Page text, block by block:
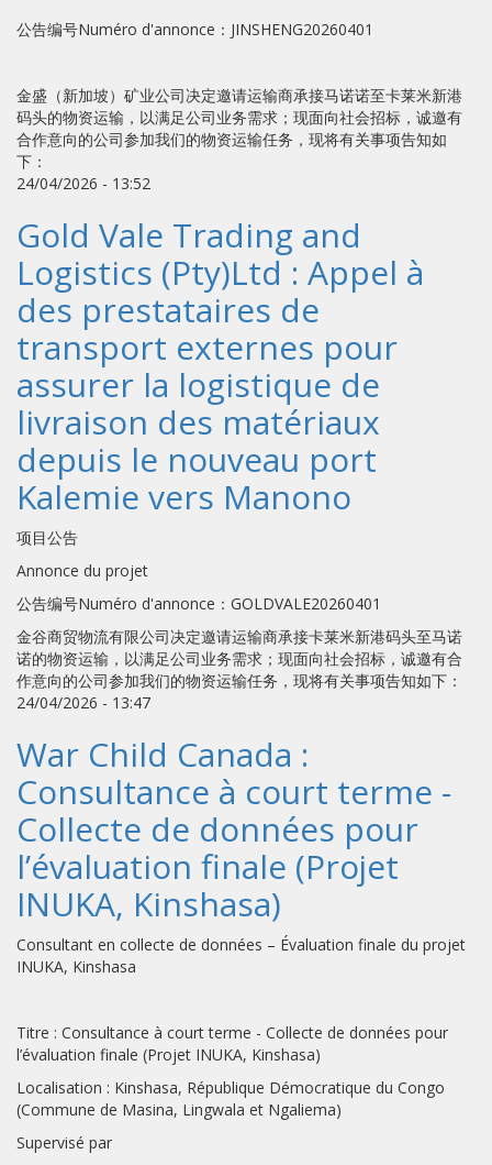
公告编号Numéro d'annonce：JINSHENG20260401
金盛（新加坡）矿业公司决定邀请运输商承接马诺诺至卡莱米新港
码头的物资运输，以满足公司业务需求；现面向社会招标，诚邀有
合作意向的公司参加我们的物资运输任务，现将有关事项告知如
下：
24/04/2026 - 13:52
Gold Vale Trading and
Logistics (Pty)Ltd : Appel à
des prestataires de
transport externes pour
assurer la logistique de
livraison des matériaux
depuis le nouveau port
Kalemie vers Manono
项目公告
Annonce du projet
公告编号Numéro d'annonce：GOLDVALE20260401
金谷商贸物流有限公司决定邀请运输商承接卡莱米新港码头至马诺
诺的物资运输，以满足公司业务需求；现面向社会招标，诚邀有合
作意向的公司参加我们的物资运输任务，现将有关事项告知如下：
24/04/2026 - 13:47
War Child Canada :
Consultance à court terme -
Collecte de données pour
l’évaluation finale (Projet
INUKA, Kinshasa)
Consultant en collecte de données – Évaluation finale du projet
INUKA, Kinshasa
Titre : Consultance à court terme - Collecte de données pour
l’évaluation finale (Projet INUKA, Kinshasa)
Localisation : Kinshasa, République Démocratique du Congo
(Commune de Masina, Lingwala et Ngaliema)
Supervisé par